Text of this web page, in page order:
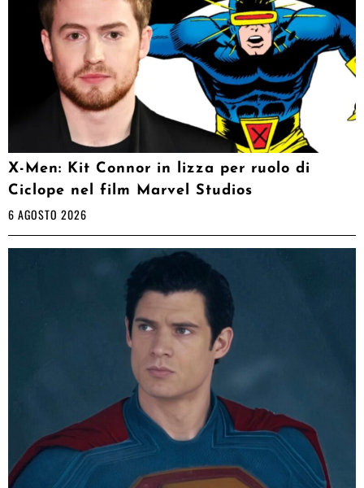
X-Men: Kit Connor in lizza per ruolo di
Ciclope nel film Marvel Studios
6 AGOSTO 2026